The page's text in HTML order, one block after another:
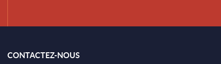
CONTACTEZ-NOUS